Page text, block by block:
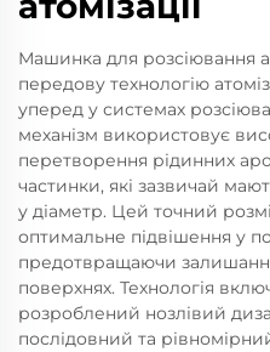
Машинка для розсіювання
передову технологію
уперед у системах
механізм використовує
перетворення рідинних
частинки, які зазвичай
у діаметр. Цей точний
оптимальне підвішення у
предотвращаючи
поверхнях. Технологія
розроблений нозлівий
послідовний та